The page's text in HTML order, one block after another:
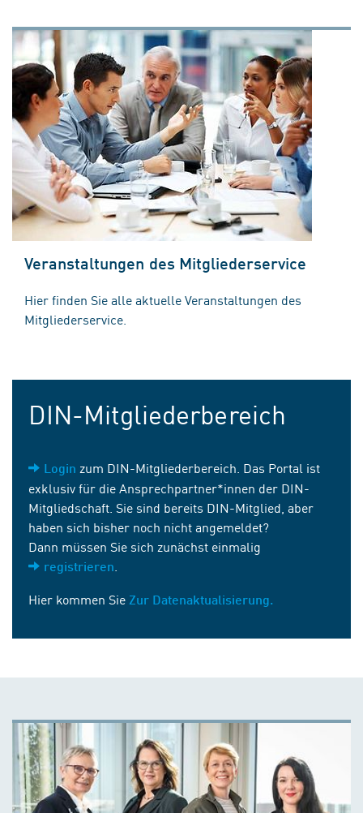
Veranstaltungen des Mitgliederservice
Hier finden Sie alle aktuelle Veranstaltungen des
Mitgliederservice.
DIN-Mitgliederbereich
Login zum DIN-Mitgliederbereich. Das Portal ist
exklusiv für die Ansprechpartner*innen der DIN-
Mitgliedschaft. Sie sind bereits DIN-Mitglied, aber
haben sich bisher noch nicht angemeldet?
Dann müssen Sie sich zunächst einmalig
registrieren
Hier kommen Sie Zur Datenaktualisierung.